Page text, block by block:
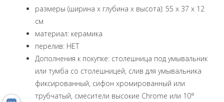
размеры (ширина x глубина x высота): 55 x 37 x 12
см
материал: керамика
перелив: НЕТ
Дополнения к покупке: столешница под умывальник
или тумба со столешницей, слив для умывальника
фиксированный, сифон хромированный или
трубчатый, смесители высокие Chrome или 10°